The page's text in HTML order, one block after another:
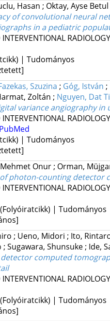
Hasan ; Oktay, Ayse Betul
of convolutional neural
in a pediatric
RADIOLOGY
| Tudományos
Szuzina ; Góg, István ;
Zoltán ; Nguyen, Dat
variance angiography
RADIOLOGY
PubMed
| Tudományos
Onur; Orman,
photon-counting
RADIOLOGY
| Tudományos
; Ueno, Midori ; Ito,
; Sugawara, Shunsuke; Ide,
computed
RADIOLOGY
| Tudományos